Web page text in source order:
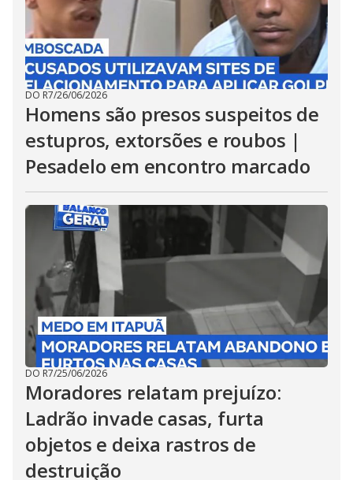
DO R7/26/06/2026
Homens são presos suspeitos de
estupros, extorsões e roubos |
Pesadelo em encontro marcado
DO R7/25/06/2026
Moradores relatam prejuízo:
Ladrão invade casas, furta
objetos e deixa rastros de
destruição